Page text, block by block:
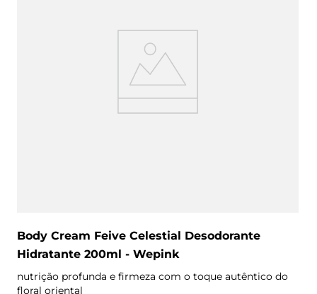
Body Cream Feive Celestial Desodorante
Hidratante 200ml - Wepink
nutrição profunda e firmeza com o toque autêntico do
floral oriental